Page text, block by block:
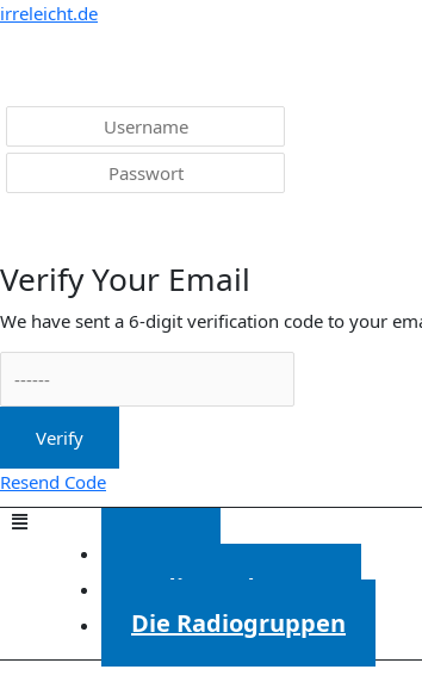
irreleicht.de
Verify Your Email
We have sent a 6-digit verification code to your
Verify
Resend Code
Menü
Radiosendungen
Die Radiogruppen